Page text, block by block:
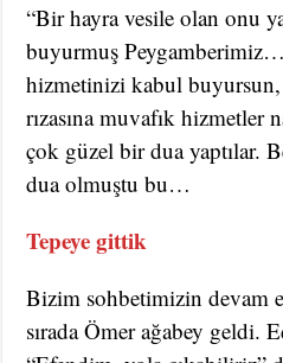
“Bir hayra vesile olan onu
buyurmuş
hizmetinizi kabul
rızasına muvafık hizmetler
çok güzel bir dua yaptılar.
dua olmuştu bu…
Tepeye gittik
Bizim sohbetimizin devam
sırada Ömer ağabey geldi.